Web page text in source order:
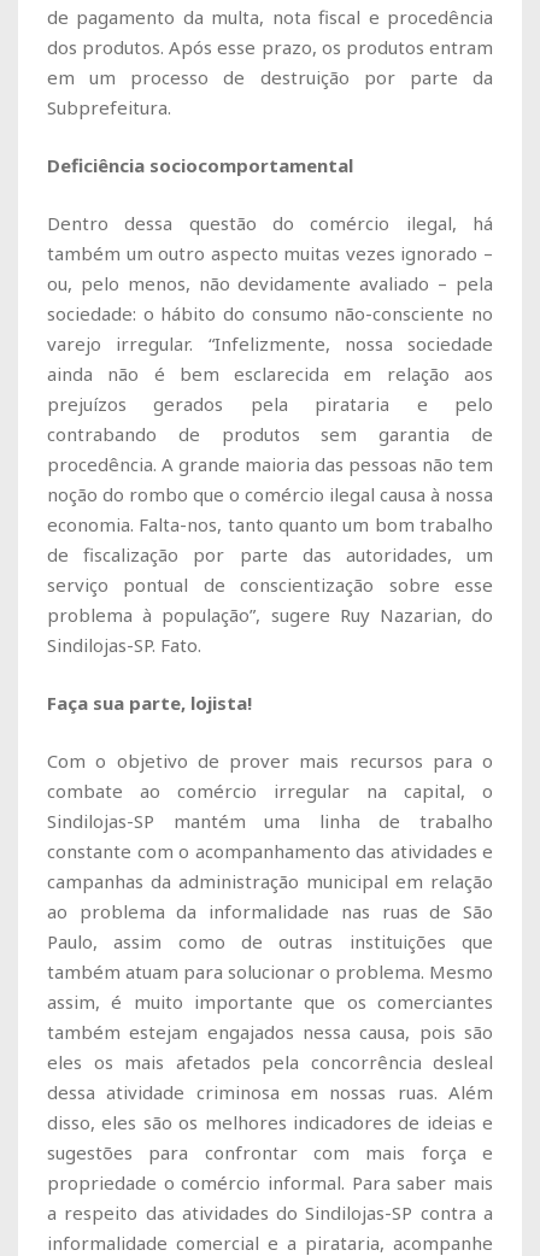
de pagamento da multa, nota fiscal e procedência
dos produtos. Após esse prazo, os produtos entram
em um processo de destruição por parte da
Subprefeitura.
Deficiência sociocomportamental
Dentro dessa questão do comércio ilegal, há
também um outro aspecto muitas vezes ignorado –
ou, pelo menos, não devidamente avaliado – pela
sociedade: o hábito do consumo não-consciente no
varejo irregular. “Infelizmente, nossa sociedade
ainda não é bem esclarecida em relação aos
prejuízos gerados pela pirataria e pelo
contrabando de produtos sem garantia de
procedência. A grande maioria das pessoas não tem
noção do rombo que o comércio ilegal causa à nossa
economia. Falta-nos, tanto quanto um bom trabalho
de fiscalização por parte das autoridades, um
serviço pontual de conscientização sobre esse
problema à população”, sugere Ruy Nazarian, do
Sindilojas-SP. Fato.
Faça sua parte, lojista!
Com o objetivo de prover mais recursos para o
combate ao comércio irregular na capital, o
Sindilojas-SP mantém uma linha de trabalho
constante com o acompanhamento das atividades e
campanhas da administração municipal em relação
ao problema da informalidade nas ruas de São
Paulo, assim como de outras instituições que
também atuam para solucionar o problema. Mesmo
assim, é muito importante que os comerciantes
também estejam engajados nessa causa, pois são
eles os mais afetados pela concorrência desleal
dessa atividade criminosa em nossas ruas. Além
disso, eles são os melhores indicadores de ideias e
sugestões para confrontar com mais força e
propriedade o comércio informal. Para saber mais
a respeito das atividades do Sindilojas-SP contra a
informalidade comercial e a pirataria, acompanhe